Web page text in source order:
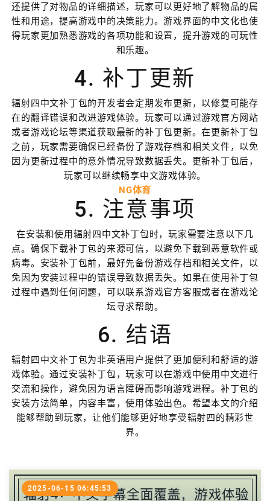
还提供了对物品的详细描述，玩家可以更好地了解物品的属
性和用途，提高游戏中的决策能力。游戏界面的中文化也使
得玩家更加熟悉游戏的各项功能和设置，提升游戏的可玩性
和乐趣。
4. 补丁更新
辐射四中文补丁包的开发者会定期发布更新，以修复可能存
在的翻译错误和改进游戏体验。玩家可以通过游戏官方网站
或者游戏论坛等渠道获取最新的补丁包更新。在更新补丁包
之前，玩家需要确保已经备份了游戏存档和相关文件，以免
因为更新过程中的意外情况导致数据丢失。更新补丁包后，
玩家可以继续畅享中文游戏体验。
NG体育
5. 注意事项
在安装和使用辐射四中文补丁包时，玩家需要注意以下几
点。确保下载补丁包的来源可信，以避免下载到恶意软件或
病毒。安装补丁包前，最好先备份游戏存档和相关文件，以
免因为安装过程中的错误导致数据丢失。如果在使用补丁包
过程中遇到任何问题，可以联系游戏官方客服或者在游戏论
坛寻求帮助。
6. 结语
辐射四中文补丁包为非英语用户提供了更加便利和舒适的游
戏体验。通过安装补丁包，玩家可以在游戏中使用中文进行
交流和操作，避免因为语言障碍而影响游戏进程。补丁包的
安装方法简单，内容丰富，使用体验出色。希望本文的介绍
能够帮助到玩家，让他们能够更好地享受辐射四的精彩世
界。
2025-06-15 06:45:53